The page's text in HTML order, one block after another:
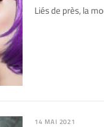
Liés de près, la
14 MAI 2021